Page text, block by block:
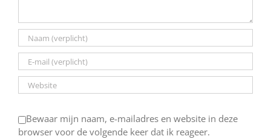
Bewaar mijn naam, e-mailadres en website in deze
browser voor de volgende keer dat ik reageer.